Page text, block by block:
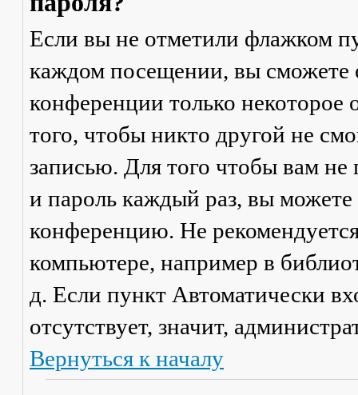
Если вы не отметили флажком
каждом посещении, вы сможете
конференции только некоторое
того, чтобы никто другой не
записью. Для того чтобы вам не
и пароль каждый раз, вы
конференцию. Не
компьютере, например в
д. Если пункт Автоматически
отсутствует, значит,
Вернуться к началу